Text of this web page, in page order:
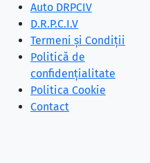
Auto DRPCIV
D.R.P.C.I.V
Termeni și Condiții
Politică de
confidențialitate
Politica Cookie
Contact